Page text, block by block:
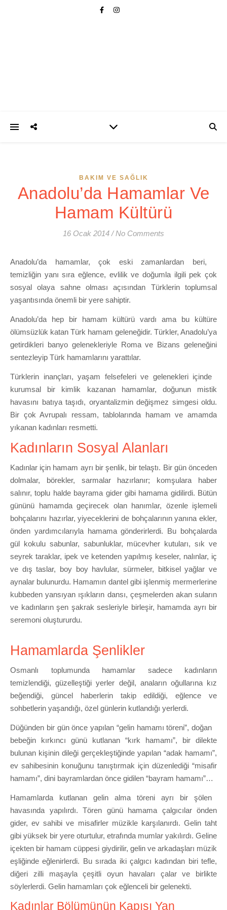
BAKIM VE SAĞLIK
Anadolu’da Hamamlar Ve
Hamam Kültürü
16 Ocak 2014 / No Comments
Anadolu’da hamamlar, çok eski zamanlardan beri,
temizliğin yanı sıra eğlence, evlilik ve doğumla ilgili pek çok
sosyal olaya sahne olması açısından Türklerin toplumsal
yaşantısında önemli bir yere sahiptir.
Anadolu’da hep bir hamam kültürü vardı ama bu kültüre
ölümsüzlük katan Türk hamam geleneğidir. Türkler, Anadolu’ya
getirdikleri banyo gelenekleriyle Roma ve Bizans geleneğini
sentezleyip Türk hamamlarını yarattılar.
Türklerin inançları, yaşam felsefeleri ve gelenekleri içinde
kurumsal bir kimlik kazanan hamamlar, doğunun mistik
havasını batıya taşıdı, oryantalizmin değişmez simgesi oldu.
Bir çok Avrupalı ressam, tablolarında hamam ve amamda
yıkanan kadınları resmetti.
Kadınların Sosyal Alanları
Kadınlar için hamam ayrı bir şenlik, bir telaştı. Bir gün önceden
dolmalar, börekler, sarmalar hazırlanır; komşulara haber
salınır, toplu halde bayrama gider gibi hamama gidilirdi. Bütün
gününü hamamda geçirecek olan hanımlar, özenle işlemeli
bohçalarını hazırlar, yiyeceklerini de bohçalarının yanına ekler,
önden yardımcılarıyla hamama gönderirlerdi. Bu bohçalarda
gül kokulu sabunlar, sabunluklar, mücevher kutuları, sık ve
seyrek taraklar, ipek ve ketenden yapılmış keseler, nalınlar, iç
ve dış taslar, boy boy havlular, sürmeler, bitkisel yağlar ve
aynalar bulunurdu. Hamamın dantel gibi işlenmiş mermerlerine
kubbeden yansıyan ışıkların dansı, çeşmelerden akan suların
ve kadınların şen şakrak sesleriyle birleşir, hamamda ayrı bir
seremoni oluştururdu.
Hamamlarda Şenlikler
Osmanlı toplumunda hamamlar sadece kadınların
temizlendiği, güzelleştiği yerler değil, anaların oğullarına kız
beğendiği, güncel haberlerin takip edildiği, eğlence ve
sohbetlerin yaşandığı, özel günlerin kutlandığı yerlerdi.
Düğünden bir gün önce yapılan “gelin hamamı töreni”, doğan
bebeğin kırkıncı günü kutlanan “kırk hamamı”, bir dilekte
bulunan kişinin dileği gerçekleştiğinde yapılan “adak hamamı”,
ev sahibesinin konuğunu tanıştırmak için düzenlediği “misafir
hamamı”, dini bayramlardan önce gidilen “bayram hamamı”…
Hamamlarda kutlanan gelin alma töreni ayrı bir şölen
havasında yapılırdı. Tören günü hamama çalgıcılar önden
gider, ev sahibi ve misafirler müzikle karşılanırdı. Gelin taht
gibi yüksek bir yere oturtulur, etrafında mumlar yakılırdı. Geline
içekten bir hamam cüppesi giydirilir, gelin ve arkadaşları müzik
eşliğinde eğlenirlerdi. Bu sırada iki çalgıcı kadından biri tefle,
diğeri zilli maşayla çeşitli oyun havaları çalar ve birlikte
söylerlerdi. Gelin hamamları çok eğlenceli bir gelenekti.
Kadınlar Bölümünün Kapısı Yan